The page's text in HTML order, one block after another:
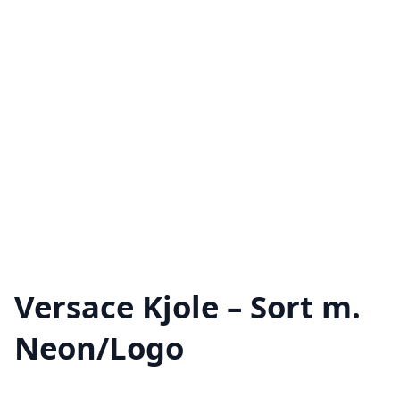
Versace Kjole – Sort m.
Neon/Logo